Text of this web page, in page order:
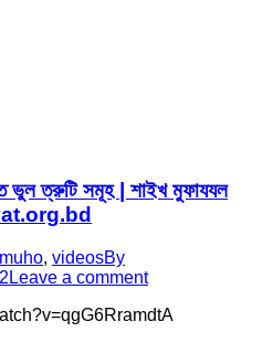
ভুল ত্রুটি সমূহ | শাইখ মুফাযযল
, videosBy
Leave a comment